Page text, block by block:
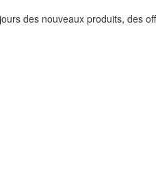
des nouveaux produits, des